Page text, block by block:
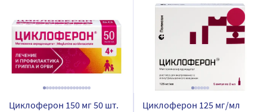
Циклоферон 150 мг 50 шт.
Циклоферон 125 мг/мл